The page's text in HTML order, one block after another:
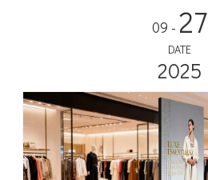
27
- 09
DATE
2025